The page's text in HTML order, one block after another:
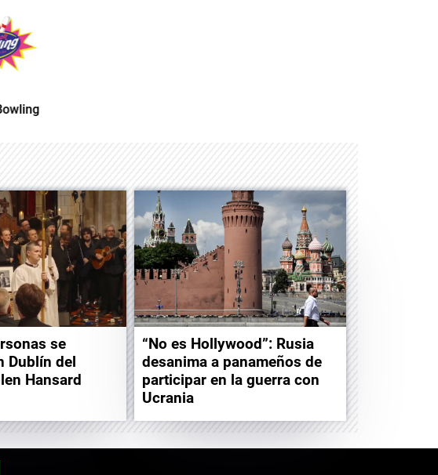
se
Dublín del
Hansard
“No es Hollywood”: Rusia
desanima a panameños de
participar en la guerra con
Ucrania